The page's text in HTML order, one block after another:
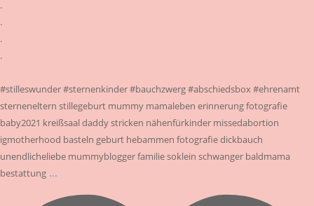
.
.
.
.
#stilleswunder #sternenkinder #bauchzwerg #abschiedsbox #ehrenamt
sterneneltern stillegeburt mummy mamaleben erinnerung fotografie
baby2021 kreißsaal daddy stricken nähenfürkinder missedabortion
igmotherhood basteln geburt hebammen fotografie dickbauch
unendlicheliebe mummyblogger familie soklein schwanger baldmama
bestattung ...